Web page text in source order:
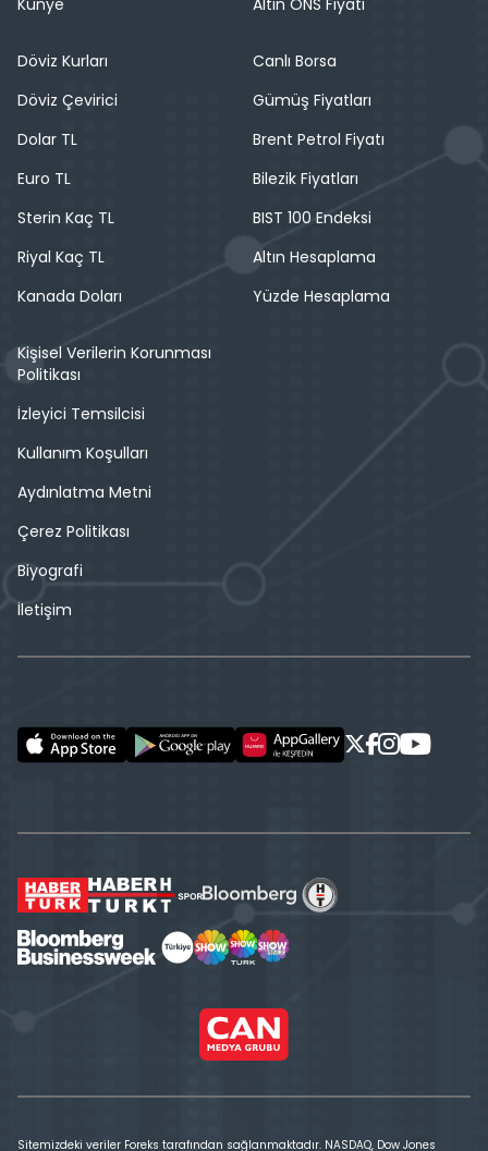
Künye
Altın ONS Fiyatı
Döviz Kurları
Döviz Çevirici
Dolar TL
Euro TL
Sterin Kaç TL
Riyal Kaç TL
Kanada Doları
Canlı Borsa
Gümüş Fiyatları
Brent Petrol Fiyatı
Bilezik Fiyatları
BIST 100 Endeksi
Altın Hesaplama
Yüzde Hesaplama
Kişisel Verilerin Korunması
Politikası
İzleyici Temsilcisi
Kullanım Koşulları
Aydınlatma Metni
Çerez Politikası
Biyografi
İletişim
Sitemizdeki veriler Foreks tarafından sağlanmaktadır. NASDAQ, Dow Jones